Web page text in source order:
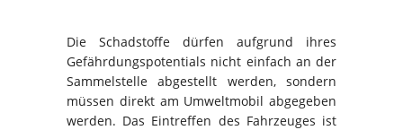
Die Schadstoffe dürfen aufgrund ihres
Gefährdungspotentials nicht einfach an der
Sammelstelle abgestellt werden, sondern
müssen direkt am Umweltmobil abgegeben
werden. Das Eintreffen des Fahrzeuges ist